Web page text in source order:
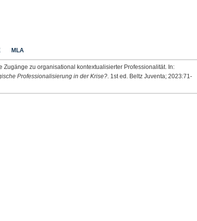
MLA
Zugänge zu organisational kontextualisierter Professionalität. In:
Professionalisierung in der Krise? . 1st ed. Beltz Juventa; 2023:71-